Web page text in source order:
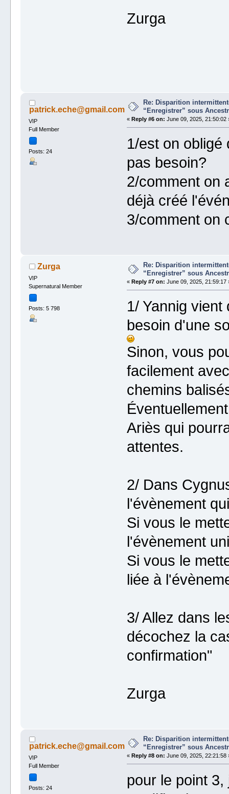
Zurga
patrick.eche@gmail.com
VIP
Full Member
Posts: 24
Re: Disparition
“Enregistrer” sous
« Reply #6 on: June 09, 2025, 21:50:02
1/est on obligé
pas besoin?
2/comment on
déjà créé
3/comment on
Zurga
VIP
Supernatural Member
Posts: 5 798
Re: Disparition
“Enregistrer” sous
« Reply #7 on: June 09, 2025, 21:59:17
1/ Yannig
besoin d'une
Sinon, vous
facilement
chemins
Ariès qui
attentes.
2/ Dans
l'évènement
Si vous le
l'évènement
Si vous le
liée à
3/ Allez dans
décochez la
confirmation"
Zurga
patrick.eche@gmail.com
VIP
Full Member
Posts: 24
Re: Disparition
“Enregistrer” sous
« Reply #8 on: June 09, 2025, 22:21:58
pour le point